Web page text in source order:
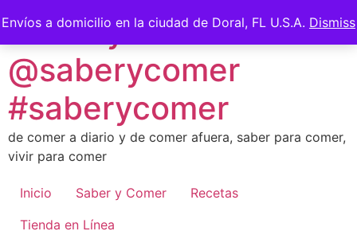
Envíos a domicilio en la ciudad de Doral, FL U.S.A. Dismiss
to
content
Saber y Comer -
@saberycomer
#saberycomer
de comer a diario y de comer afuera, saber para comer,
vivir para comer
Inicio Saber y Comer
Recetas
Tienda en Línea